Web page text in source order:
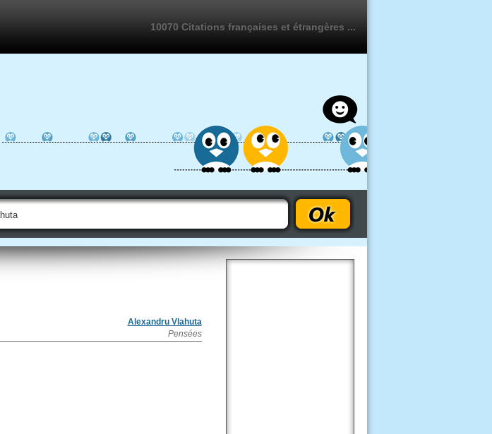
10070 Citations françaises et étrangères ...
Alexandru Vlahuta
Pensées